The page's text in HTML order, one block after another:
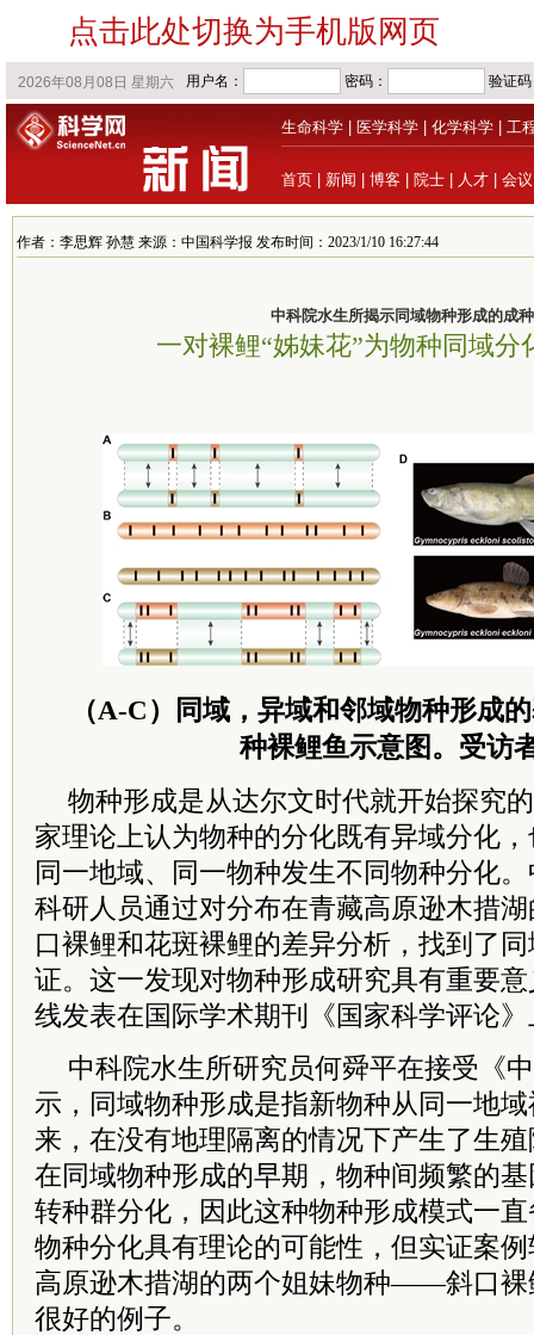
点击此处切换为手机版网页
生命科学 医学科学 化学科学 工
首页 新闻 博客 院士 人才 会议
作者：李思辉 孙慧 来源：中国科学报 发布时间：2023/1/10 16:27:44
中科院水生所揭示同域物种形成的成
一对裸鲤“姊妹花”为物种同域分
（A-C）同域，异域和邻域物种形成
种裸鲤鱼示意图。受访
物种形成是从达尔文时代就开始探究
家理论上认为物种的分化既有异域分化
同一地域、同一物种发生不同物种分化。
科研人员通过对分布在青藏高原逊木措
口裸鲤和花斑裸鲤的差异分析，找到了
证。这一发现对物种形成研究具有重要
线发表在国际学术期刊《国家科学评论
中科院水生所研究员何舜平在接受《
示，同域物种形成是指新物种从同一地
来，在没有地理隔离的情况下产生了生
在同域物种形成的早期，物种间频繁的
转种群分化，因此这种物种形成模式一
物种分化具有理论的可能性，但实证案
高原逊木措湖的两个姐妹物种——斜口裸
很好的例子。